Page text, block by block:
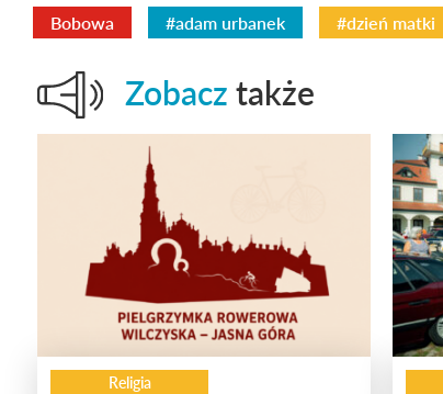
Bobowa #adam urbanek #dzień matki
Zobacz także
Religia